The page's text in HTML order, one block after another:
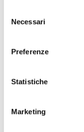
delNecessari
Preferenze
Statistiche
Marketing
Collezione
Per
Descrizione
Metalli